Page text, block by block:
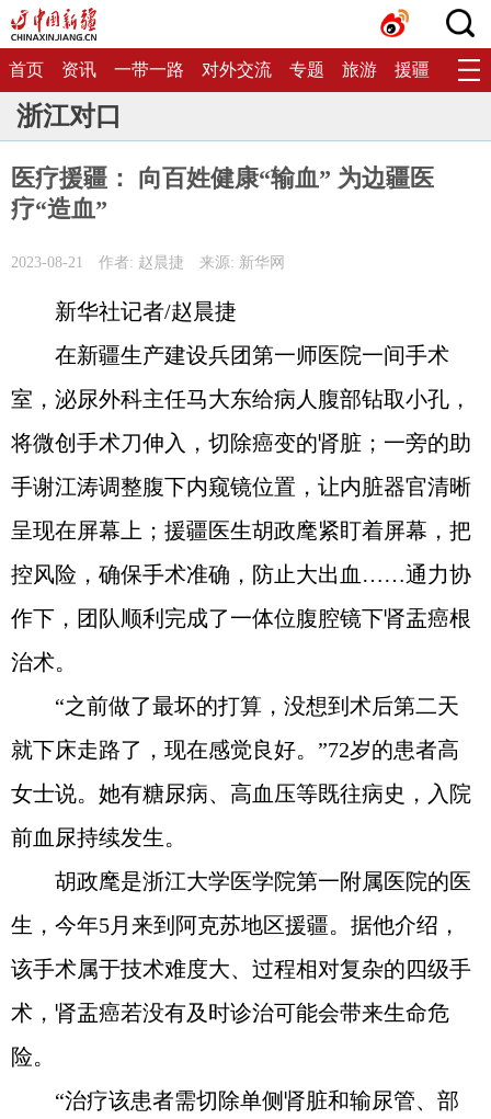
首页 资讯 一带一路 对外交流 专题 旅游 援疆 生态
浙江对口
医疗援疆： 向百姓健康“输血” 为边疆医
疗“造血”
2023-08-21 作者: 赵晨捷 来源: 新华网
新华社记者/赵晨捷
在新疆生产建设兵团第一师医院一间手术
室，泌尿外科主任马大东给病人腹部钻取小孔，
将微创手术刀伸入，切除癌变的肾脏；一旁的助
手谢江涛调整腹下内窥镜位置，让内脏器官清晰
呈现在屏幕上；援疆医生胡政麾紧盯着屏幕，把
控风险，确保手术准确，防止大出血……通力协
作下，团队顺利完成了一体位腹腔镜下肾盂癌根
治术。
“之前做了最坏的打算，没想到术后第二天
就下床走路了，现在感觉良好。”72岁的患者高
女士说。她有糖尿病、高血压等既往病史，入院
前血尿持续发生。
胡政麾是浙江大学医学院第一附属医院的医
生，今年5月来到阿克苏地区援疆。据他介绍，
该手术属于技术难度大、过程相对复杂的四级手
术，肾盂癌若没有及时诊治可能会带来生命危
险。
“治疗该患者需切除单侧肾脏和输尿管、部